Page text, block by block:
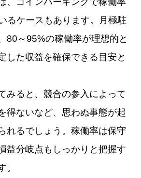
るケースもあります。月極駐
80～95%の稼働率が理想的と
した収益を確保できる目安と
みると、競合の参入によって
得ないなど、思わぬ事態が起
れるでしょう。稼働率は保守
益分岐点もしっかりと把握す
。